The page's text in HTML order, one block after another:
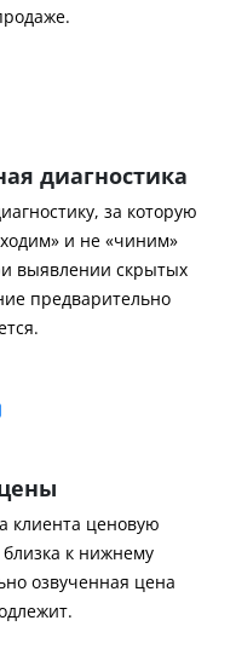
диагностика
за которую
и не «чиним»
выявлении скрытых
предварительно
клиента ценовую
близка к нижнему
озвученная цена